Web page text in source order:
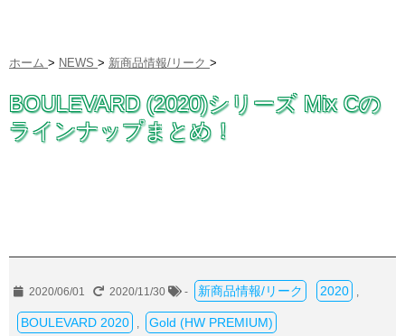
ホーム > NEWS > 新商品情報/リーク >
BOULEVARD (2020)シリーズ Mix Cの
ラインナップまとめ！
2020/06/01 2020/11/30 - 新商品情報/リーク 2020
BOULEVARD 2020 Gold (HW PREMIUM)